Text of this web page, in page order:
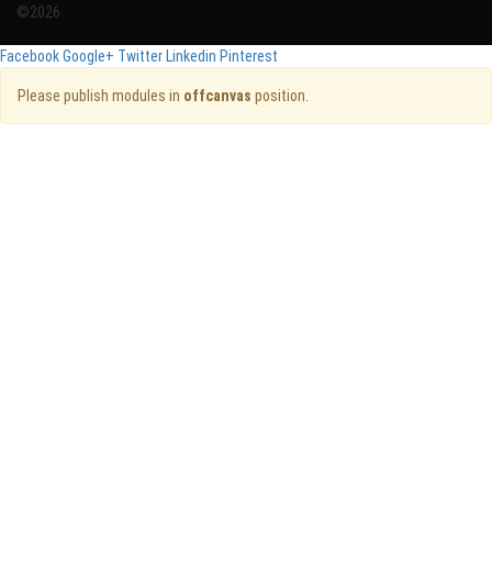
©2026
FacebookGoogle+ Twitter Linkedin Pinterest
Please publish modules in offcanvas position.